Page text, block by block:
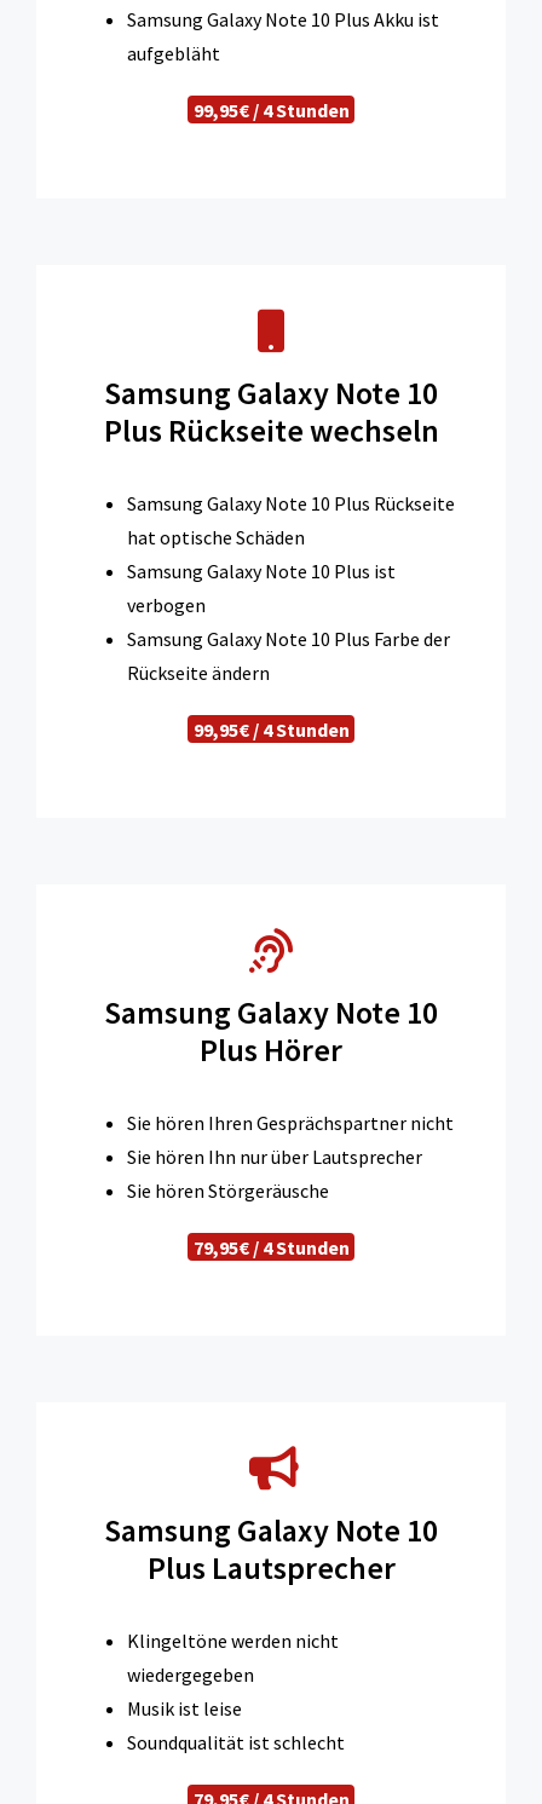
Samsung Galaxy Note 10 Plus Akku ist
aufgebläht
99,95€ / 4 Stunden
Samsung Galaxy Note 10
Plus Rückseite wechseln
Samsung Galaxy Note 10 Plus Rückseite
hat optische Schäden
Samsung Galaxy Note 10 Plus ist
verbogen
Samsung Galaxy Note 10 Plus Farbe der
Rückseite ändern
99,95€ / 4 Stunden
Samsung Galaxy Note 10
Plus Hörer
Sie hören Ihren Gesprächspartner nicht
Sie hören Ihn nur über Lautsprecher
Sie hören Störgeräusche
79,95€ / 4 Stunden
Samsung Galaxy Note 10
Plus Lautsprecher
Klingeltöne werden nicht
wiedergegeben
Musik ist leise
Soundqualität ist schlecht
79,95€ / 4 Stunden